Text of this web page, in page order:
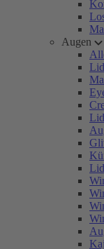
Augen